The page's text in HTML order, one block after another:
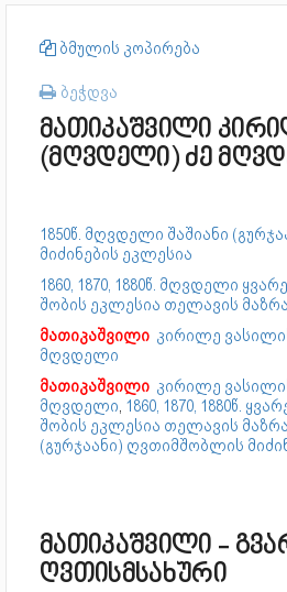
ბმულის კოპირება
ბეჭდვა
მათიკაშვილი
(მღვდელი) ძე
1850წ. მღვდელი შაშიანი
მიძინების ეკლესია
1860, 1870, 1880წ. მღვდელი
შობის ეკლესია თელავის მაზრა
მათიკაშვილი კირილე
მღვდელი
მათიკაშვილი კირილე
მღვდელი, 1860, 1870, 1880წ.
შობის ეკლესია თელავის მაზრა
(გურჯაანი) ღვთიმშობლის
მათიკაშვილი -
ღვთისმსახური